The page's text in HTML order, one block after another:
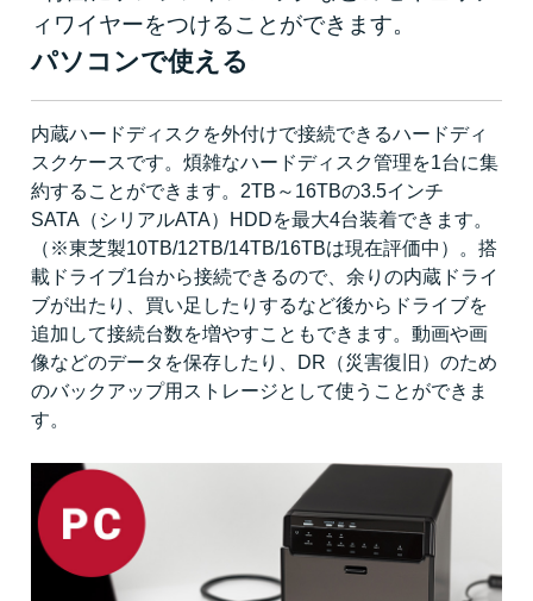
ィワイヤーをつけることができます。
パソコンで使える
内蔵ハードディスクを外付けで接続できるハードディ
スクケースです。煩雑なハードディスク管理を1台に集
約することができます。2TB～16TBの3.5インチ
SATA（シリアルATA）HDDを最大4台装着できます。
（※東芝製10TB/12TB/14TB/16TBは現在評価中）。搭
載ドライブ1台から接続できるので、余りの内蔵ドライ
ブが出たり、買い足したりするなど後からドライブを
追加して接続台数を増やすこともできます。動画や画
像などのデータを保存したり、DR（災害復旧）のため
のバックアップ用ストレージとして使うことができま
す。